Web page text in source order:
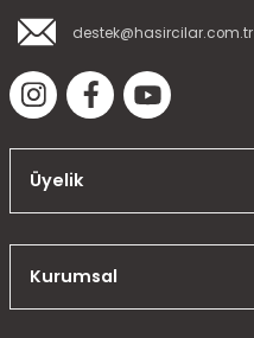
destek@hasircilar.com.tr
Üyelik
Kurumsal